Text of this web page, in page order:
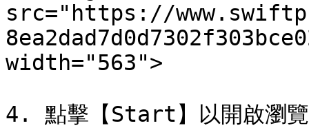
src="https://
width="563">
4. 點擊【Start】以開啟瀏覽